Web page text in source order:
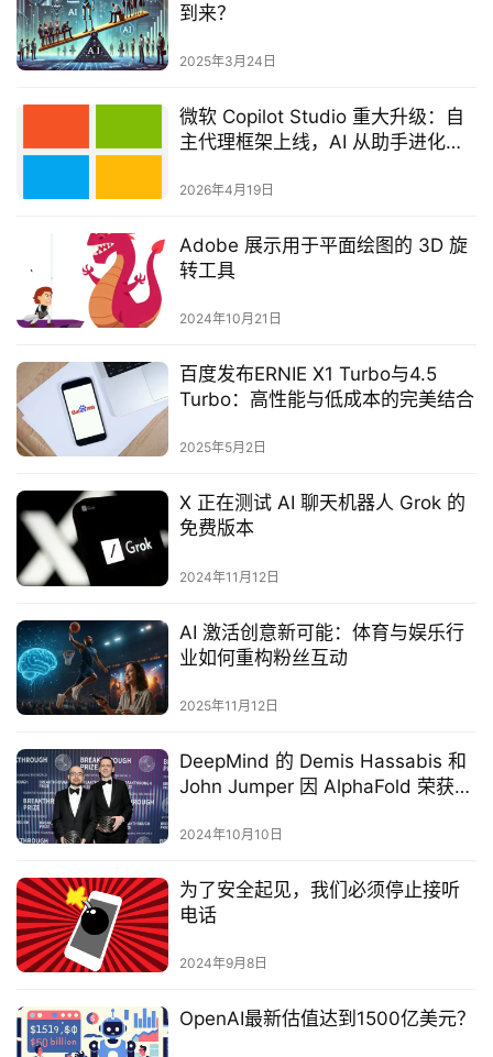
到来？‌
2025年3月24日
微软 Copilot Studio 重大升级：自
主代理框架上线，AI 从助手进化为
2026年4月19日
Adobe 展示用于平面绘图的 3D 旋
转工具
2024年10月21日
百度发布ERNIE X1 Turbo与4.5
Turbo：高性能与低成本的完美结合
2025年5月2日
X 正在测试 AI 聊天机器人 Grok 的
免费版本
2024年11月12日
AI 激活创意新可能：体育与娱乐行
业如何重构粉丝互动
2025年11月12日
DeepMind 的 Demis Hassabis 和
John Jumper 因 AlphaFold 荣获诺
2024年10月10日
为了安全起见，我们必须停止接听
电话
2024年9月8日
OpenAI最新估值达到1500亿美元？